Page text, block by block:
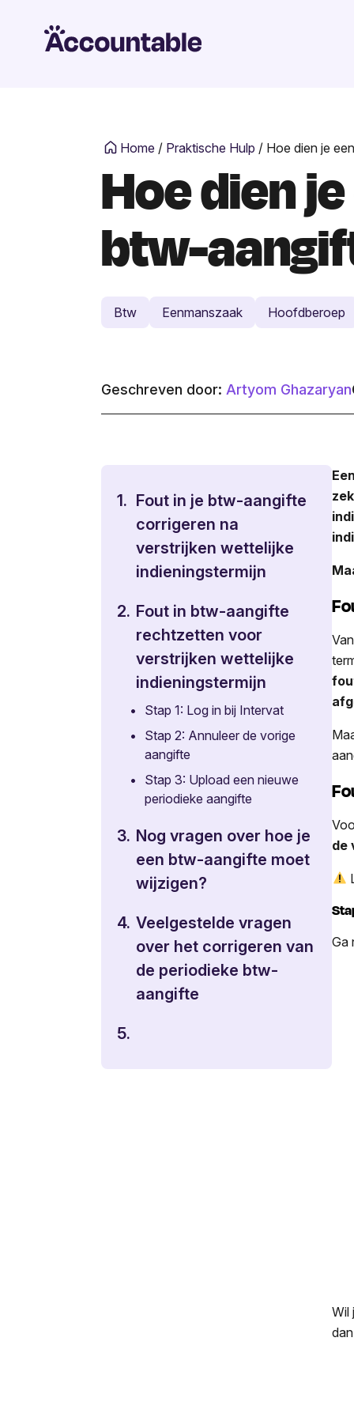
Home / Praktische Hulp / Hoe dien je
Hoe dien
btw-
Btw Eenmanszaak Hoofdberoep
Geschreven door: Artyom Ghazaryan
1. Fout in je btw-aangifte
corrigeren na
verstrijken wettelijke
indieningstermijn
2. Fout in btw-aangifte
rechtzetten voor
verstrijken wettelijke
indieningstermijn
•
Stap 1: Log in bij Intervat
•
Stap 2: Annuleer de vorige
aangifte
•
Stap 3: Upload een nieuwe
periodieke aangifte
3. Nog vragen over hoe je
een btw-aangifte moet
wijzigen?
4. Veelgestelde vragen
over het corrigeren van
de periodieke btw-
aangifte
5.
de
Ga
Wil